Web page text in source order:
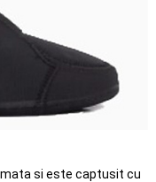
si este captusit cu